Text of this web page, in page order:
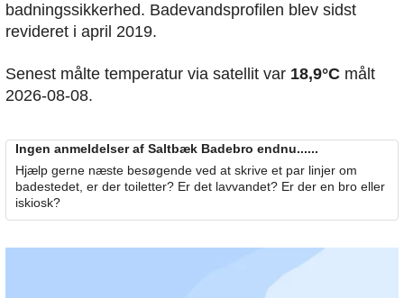
badningssikkerhed. Badevandsprofilen blev sidst
revideret i april 2019.
Senest målte temperatur via satellit var 18,9°C målt
2026-08-08.
Ingen anmeldelser af Saltbæk Badebro endnu......
Hjælp gerne næste besøgende ved at skrive et par linjer om
badestedet, er der toiletter? Er det lavvandet? Er der en bro eller
iskiosk?